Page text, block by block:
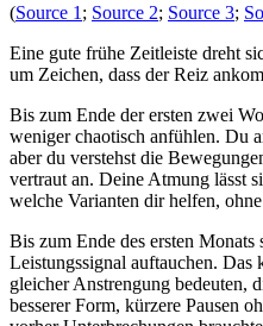
(Source 1 ; Source 2; Source 3;
Eine gute frühe Zeitleiste dreht
um Zeichen, dass der Reiz
Bis zum Ende der ersten zwei
weniger chaotisch anfühlen. Du
aber du verstehst die
vertraut an. Deine Atmung lässt
welche Varianten dir helfen,
Bis zum Ende des ersten Monats
Leistungssignal auftauchen. Das
gleicher Anstrengung bedeuten,
besserer Form, kürzere Pausen